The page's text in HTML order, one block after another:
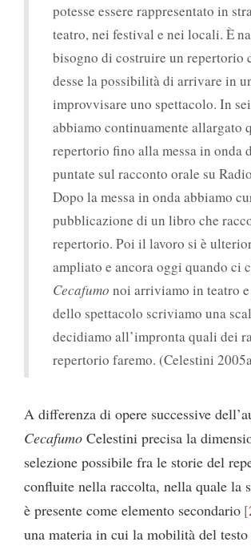
potesse essere rappresentato in
teatro, nei festival e nei locali. È
bisogno di costruire un repertorio
desse la possibilità di arrivare in
improvvisare uno spettacolo. In
abbiamo continuamente allargato
repertorio fino alla messa in onda
puntate sul racconto orale su
Dopo la messa in onda abbiamo
pubblicazione di un libro che
repertorio. Poi il lavoro si è
ampliato e ancora oggi quando ci
Cecafumo noi arriviamo in teatro
dello spettacolo scriviamo una
decidiamo all’impronta quali dei
repertorio faremo. (Celestini
A differenza di opere successive
Cecafumo Celestini precisa la
selezione possibile fra le storie del
confluite nella raccolta, nella quale la
è presente come elemento secondario
una materia in cui la mobilità del